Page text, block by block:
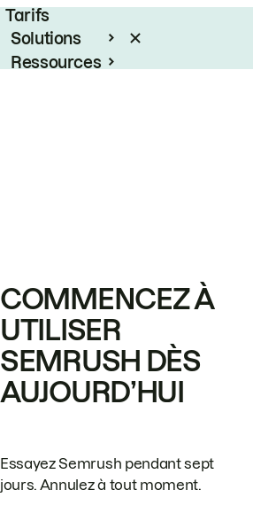
Tarifs
Solutions
Ressources
COMMENCEZ À
UTILISER
SEMRUSH DÈS
AUJOURD’HUI
Essayez Semrush pendant sept
jours. Annulez à tout moment.